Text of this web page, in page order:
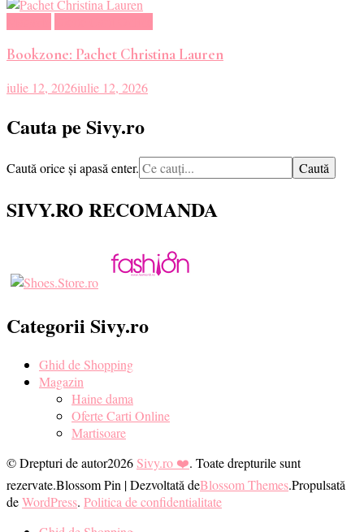
Bookzone: Pachet Christina Lauren
iulie 12, 2026iulie 12, 2026
Cauta pe Sivy.ro
Cauți
Caută orice și apasă enter.
SIVY.RO RECOMANDA
Categorii Sivy.ro
Ghid de Shopping
Magazin
Haine dama
Oferte Carti Online
Martisoare
© Drepturi de autor2026 Sivy.ro ❤️. Toate drepturile sunt
rezervate.Blossom Pin | Dezvoltată deBlossom Themes.Propulsată
deWordPress. Politica de confidentialitate